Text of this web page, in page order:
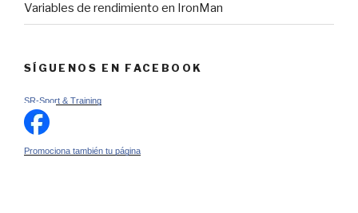
Variables de rendimiento en IronMan
SÍGUENOS EN FACEBOOK
SR-Sport & Training
Promociona también tu página